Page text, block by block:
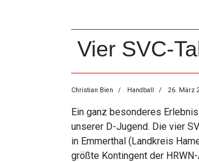
Vier SVC-
Christian Bien Handball 26. März
Ein ganz besonderes
unserer D-Jugend. Die vier
in Emmerthal (Landkreis
größte Kontingent der